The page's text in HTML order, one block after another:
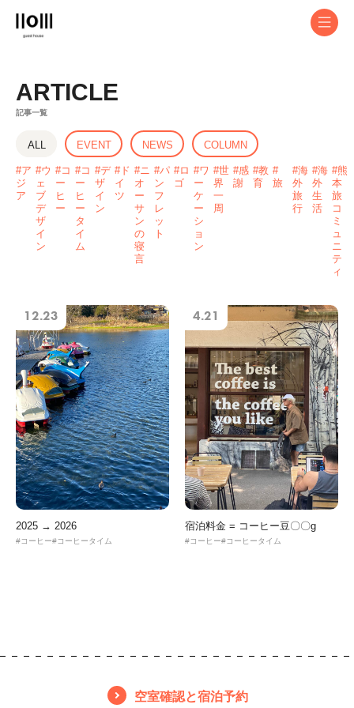
ABOUT
EVENT
STAY
CAFE
CONTACT
ARTICLE
記事一覧
ALL EVENT NEWS COLUMN
ア
ジ
ア
ウ
ェ
ブ
デ
ザ
イ
ン
コ
ー
ヒ
ー
コ
ー
ヒ
ー
タ
イ
ム
デ
ザ
イ
ン
ド
イ
ツ
ニ
オ
ー
サ
ン
の
寝
言
パ
ン
フ
レ
ッ
ト
ロ
ゴ
ワ
ー
ケ
ー
シ
ョ
ン
世
界
一
周
感
謝
教
育
旅
海
外
旅
行
海
外
生
活
熊
本
旅
コ
ミ
ュ
ニ
テ
ィ
12.23
2025 → 2026
コーヒー コーヒータイム
4.21
宿泊料金 = コーヒー豆〇〇g
コーヒー コーヒータイム
空室確認と宿泊予約